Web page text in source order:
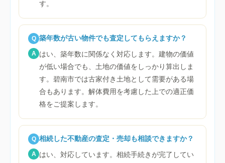
す。
Q 築年数が古い物件でも査定してもらえますか？
A はい、築年数に関係なく対応します。建物の価値
が低い場合でも、土地の価値をしっかり算出しま
す。碧南市では古家付き土地として需要がある場
合もあります。解体費用を考慮した上での適正価
格をご提案します。
Q 相続した不動産の査定・売却も相談できますか？
A はい、対応しています。相続手続きが完了してい